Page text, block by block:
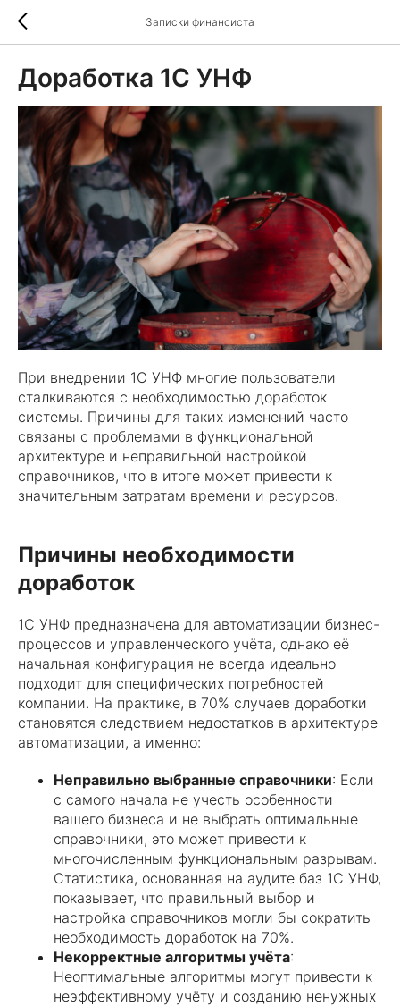
Записки финансиста
Доработка 1С УНФ
При внедрении 1С УНФ многие пользователи
сталкиваются с необходимостью доработок
системы. Причины для таких изменений часто
связаны с проблемами в функциональной
архитектуре и неправильной настройкой
справочников, что в итоге может привести к
значительным затратам времени и ресурсов.
Причины необходимости
доработок
1С УНФ предназначена для автоматизации бизнес-
процессов и управленческого учёта, однако её
начальная конфигурация не всегда идеально
подходит для специфических потребностей
компании. На практике, в 70% случаев доработки
становятся следствием недостатков в архитектуре
автоматизации, а именно:
Неправильно выбранные справочники: Если
с самого начала не учесть особенности
вашего бизнеса и не выбрать оптимальные
справочники, это может привести к
многочисленным функциональным разрывам.
Статистика, основанная на аудите баз 1С УНФ,
показывает, что правильный выбор и
настройка справочников могли бы сократить
необходимость доработок на 70%.
Некорректные алгоритмы учёта:
Неоптимальные алгоритмы могут привести к
неэффективному учёту и созданию ненужных